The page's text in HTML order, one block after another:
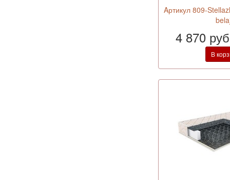
Aртикул 809-
4 870
В